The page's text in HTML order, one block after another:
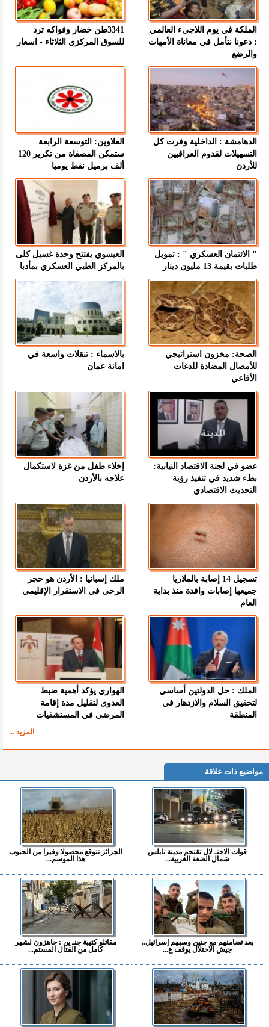
الملكة في يوم اللاجىء العالمي
: دعونا نتأمل في معاناة الأمهات
والرضع
3341طن خضار وفواكه ترد
للسوق المركزي الثلاثاء - اسعار
الدهامشة : الداخلية وفرت كل
التسهيلات لقدوم العراقيين
للأردن
العلاوين: التوسعة الرابعة
ستمكن المصفاة من تكرير 120
ألف برميل نفط يوميا
" الائتمان العسكري " : تمويل
طلبات بقيمة 13 مليون دينار
العيسوي يفتتح وحدة غسيل كلى
بالمركز الطبي العسكري بمأدبا
الصحة: مخزون استراتيجي
للأمصال المضادة للدغات
الأفاعي
بالاسماء : تنقلات واسعة في
امانة عمان
عضو في لجنة الاقتصاد النيابية:
بطء شديد في تنفيذ رؤية
التحديث الاقتصادي
إخلاء طفل من غزة لاستكمال
علاجه بالأردن
تسجيل 14 إصابة بالملاريا
جميعها إصابات وافدة منذ بداية
العام
ملك إسبانيا : الأردن هو حجر
الرحى في الاستقرار الإقليمي
الملك : حل الدولتين أساسي
لتحقيق السلام والازدهار في
المنطقة
الهواري يؤكد أهمية ضبط
العدوى لتقليل مدة إقامة
المرضى في المستشفيات
المزيد ...
مواضيع ذات علاقة
قوات الاحتـ لال تقتحم مدينة نابلس
شمال الضفة الغربية...
الجزائر تتوقع محصولا وفيرا من الحبوب
هذا الموسم...
بعد تضامنهم مع جنين وسبهم إسرائيل..
جيش الاحتلال يوقف ع...
مقاتلو كتيبة جنـ ين : جاهزون لشهر
كامل من القتال المستم...